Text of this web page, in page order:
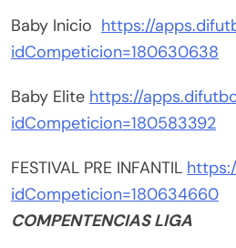
Baby Inicio https://
idCompeticion=180630638
Baby Elite https://
idCompeticion=180583392
FESTIVAL PRE INFANTIL
idCompeticion=180634660
COMPENTENCIAS LIGA